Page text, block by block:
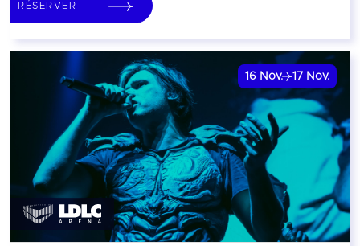
RÉSERVER
16 Nov. 17 Nov.